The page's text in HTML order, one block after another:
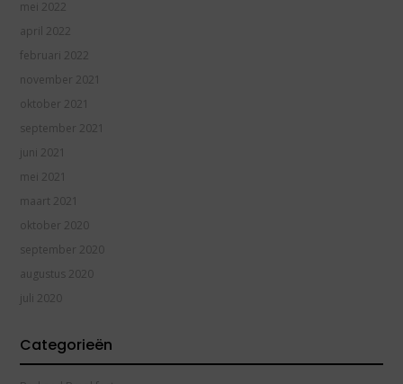
mei 2022
april 2022
februari 2022
november 2021
oktober 2021
september 2021
juni 2021
mei 2021
maart 2021
oktober 2020
september 2020
augustus 2020
juli 2020
Categorieën